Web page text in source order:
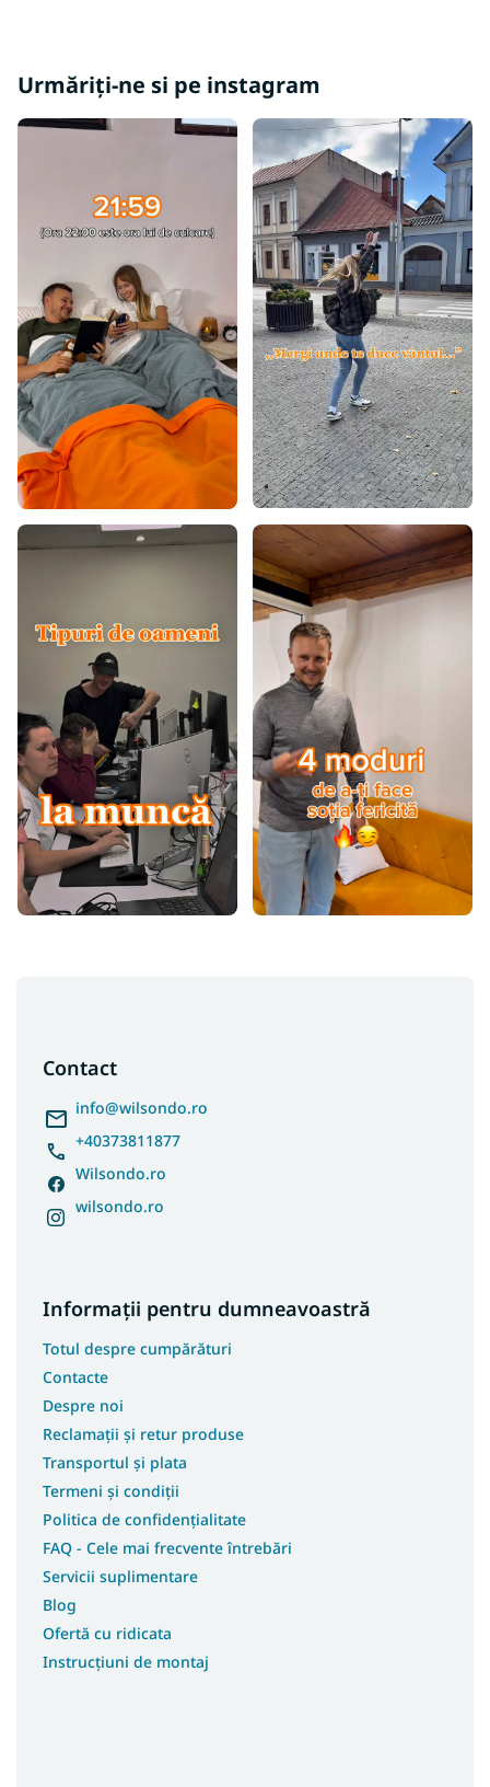
Urmăriți-ne si pe instagram
Contact
info@wilsondo.ro
+40373811877
Wilsondo.ro
wilsondo.ro
Informații pentru dumneavoastră
Totul despre cumpărături
Contacte
Despre noi
Reclamații și retur produse
Transportul și plata
Termeni și condiții
Politica de confidențialitate
FAQ - Cele mai frecvente întrebări
Servicii suplimentare
Blog
Ofertă cu ridicata
Instrucțiuni de montaj